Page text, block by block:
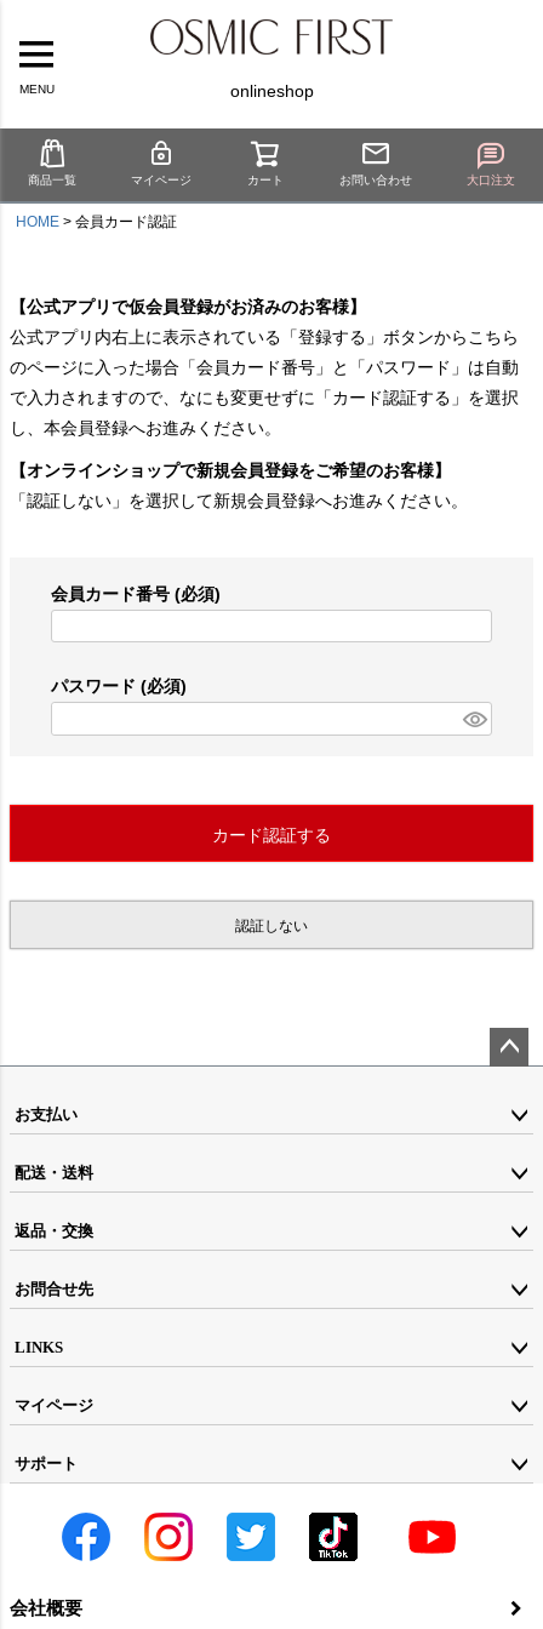
MENU onlineshop
商品一覧 マイページ カート お問い合わせ 大口注文
HOME 会員カード認証
【公式アプリで仮会員登録がお済みのお客様】
公式アプリ内右上に表示されている「登録する」ボタンからこちら
のページに入った場合「会員カード番号」と「パスワード」は自動
で入力されますので、なにも変更せずに「カード認証する」を選択
し、本会員登録へお進みください。
【オンラインショップで新規会員登録をご希望のお客様】
「認証しない」を選択して新規会員登録へお進みください。
会員カード番号 (必須)
パスワード (必須)
カード認証する
認証しない
ジト
お支払い
配送・送料
返品・交換
お問合せ先
LINKS
マイページ
サポート
会社概要